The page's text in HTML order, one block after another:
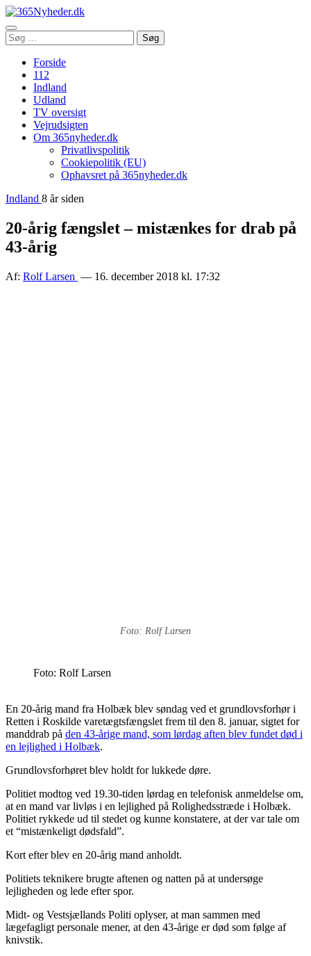
Åbn
menu
Søg
efter:
Søg
Forside
112
Indland
Udland
TV oversigt
Vejrudsigten
Om 365nyheder.dk
Privatlivspolitik
Cookiepolitik (EU)
Ophavsret på 365nyheder.dk
Indland 8 år siden
20-årig fængslet – mistænkes for drab på
43-årig
Af: Rolf Larsen — 16. december 2018 kl. 17:32
Foto: Rolf Larsen
Foto: Rolf Larsen
En 20-årig mand fra Holbæk blev søndag ved et grundlovsforhør i
Retten i Roskilde varetægtsfængslet frem til den 8. januar, sigtet for
manddrab på den 43-årige mand, som lørdag aften blev fundet død i
en lejlighed i Holbæk.
Grundlovsforhøret blev holdt for lukkede døre.
Politiet modtog ved 19.30-tiden lørdag en telefonisk anmeldelse om,
at en mand var livløs i en lejlighed på Rolighedsstræde i Holbæk.
Politiet rykkede ud til stedet og kunne konstatere, at der var tale om
et “mistænkeligt dødsfald”.
Kort efter blev en 20-årig mand anholdt.
Politiets teknikere brugte aftenen og natten på at undersøge
lejligheden og lede efter spor.
Midt- og Vestsjællands Politi oplyser, at man sammen med
lægefagligt personale mener, at den 43-årige er død som følge af
knivstik.